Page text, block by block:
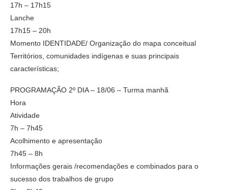
17h – 17h15
Lanche
17h15 – 20h
Momento IDENTIDADE/ Organização do mapa conceitual
Territórios, comunidades indígenas e suas principais
características;
PROGRAMAÇÃO 2º DIA – 18/06 – Turma manhã
Hora
Atividade
7h – 7h45
Acolhimento e apresentação
7h45 – 8h
Informações gerais /recomendações e combinados para o
sucesso dos trabalhos de grupo